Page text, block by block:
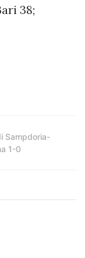
38;
Sampdoria-
1-0